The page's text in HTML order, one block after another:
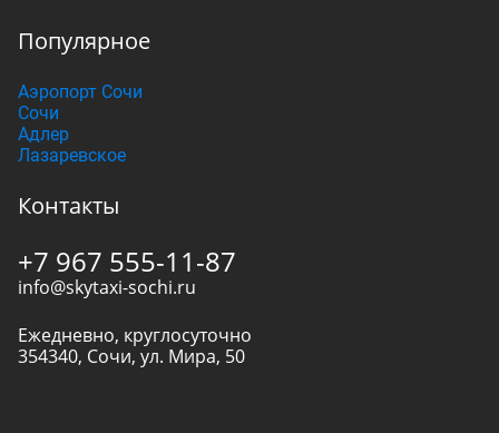
Популярное
Аэропорт Сочи
Сочи
Адлер
Лазаревское
Контакты
+7 967 555-11-87
info@skytaxi-sochi.ru
Ежедневно, круглосуточно
354340, Сочи, ул. Мира, 50